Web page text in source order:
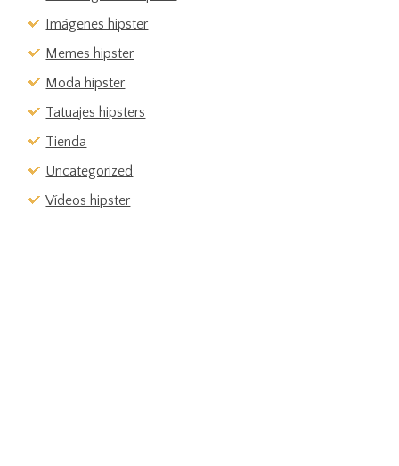
Imágenes hipster
Memes hipster
Moda hipster
Tatuajes hipsters
Tienda
Uncategorized
Vídeos hipster